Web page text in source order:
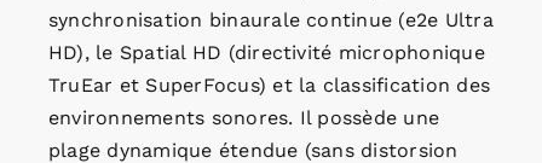
synchronisation binaurale continue (e2e Ultra
HD), le Spatial HD (directivité microphonique
TruEar et SuperFocus) et la classification des
environnements sonores. Il possède une
plage dynamique étendue (sans distorsion